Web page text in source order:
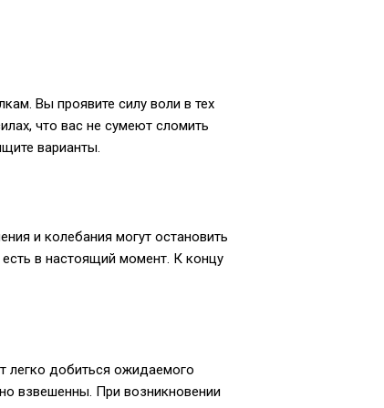
Вы проявите силу воли в тех
что вас не сумеют сломить
варианты.
и колебания могут остановить
в настоящий момент. К концу
легко добиться ожидаемого
взвешенны. При возникновении